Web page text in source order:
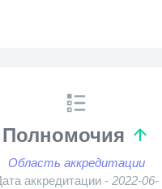
Полномочия
Область аккредитации
аккредитации - 2022-06-